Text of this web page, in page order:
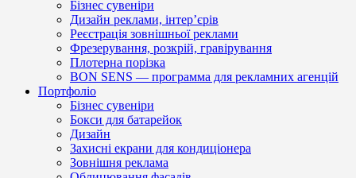
Бізнес сувеніри
Дизайн реклами, інтер’єрів
Реєстрація зовнішньої реклами
Фрезерування, розкрій, гравірування
Плотерна порізка
BON SENS — программа для рекламних агенцій
Портфоліо
Бізнес сувеніри
Бокси для батарейок
Дизайн
Захисні екрани для кондиціонера
Зовнішня реклама